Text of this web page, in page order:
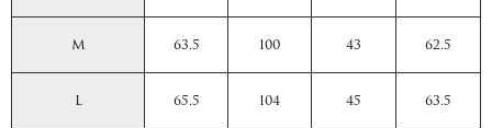
M 63.5 100 43 62.5
L 65.5 104 45 63.5